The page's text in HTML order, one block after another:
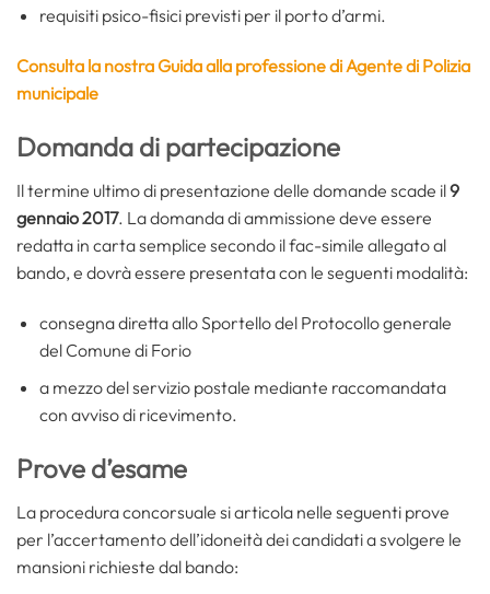
requisiti psico-fisici previsti per il porto d’armi.
Consulta la nostra Guida alla professione di Agente di Polizia
municipale
Domanda di partecipazione
Il termine ultimo di presentazione delle domande scade il9
gennaio 2017. La domanda di ammissione deve essere
redatta in carta semplice secondo il fac-simile allegato al
bando, e dovrà essere presentata con le seguenti modalità:
consegna diretta allo Sportello del Protocollo generale
del Comune di Forio
a mezzo del servizio postale mediante raccomandata
con avviso di ricevimento.
Prove d’esame
La procedura concorsuale si articola nelle seguenti prove
per l’accertamento dell’idoneità dei candidati a svolgere le
mansioni richieste dal bando: